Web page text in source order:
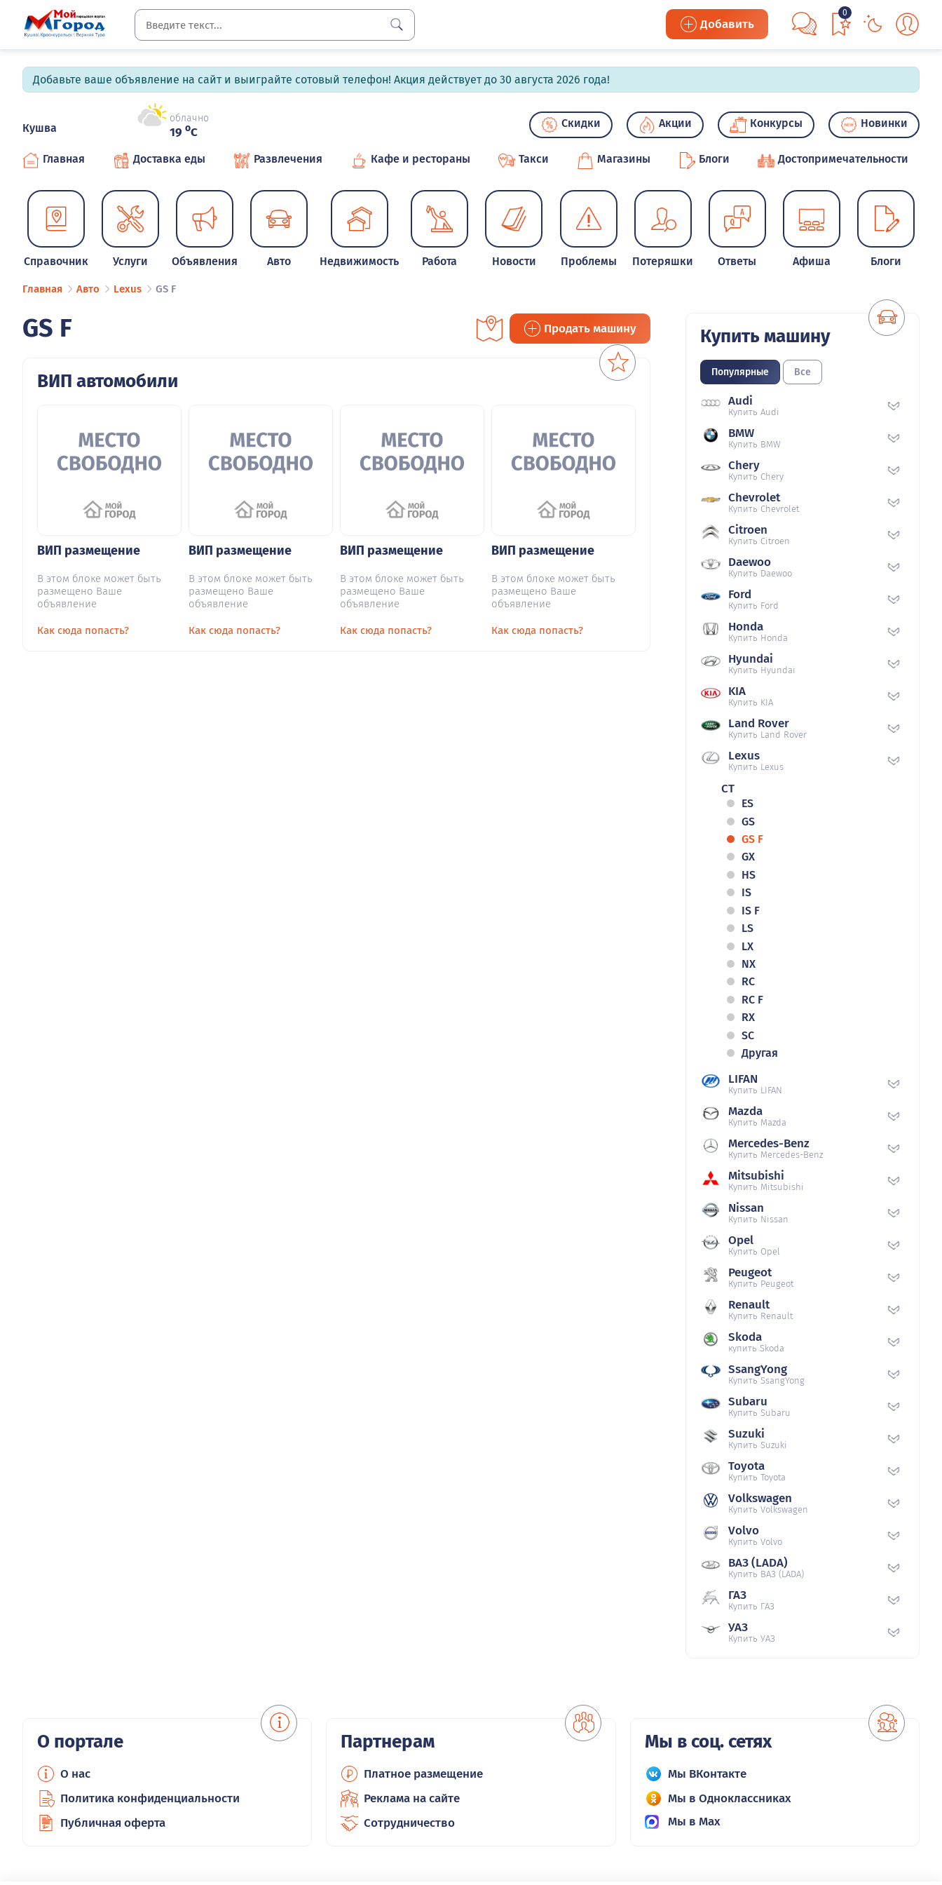
Добавить
0
Добавьте ваше объявление на сайт и выиграйте сотовый телефон! Акция действует до 30 августа 2026 года!
Кушва
облачно
19 oC
Скидки Акции Конкурсы Новинки
Главная Доставка еды Развлечения Кафе и рестораны Такси Магазины Блоги Достопримечательности
Справочник Услуги Объявления Авто Недвижимость Работа Новости Проблемы Потеряшки Ответы Афиша Блоги
Главная Авто Lexus GS F
GS F Продать машину
ВИП автомобили
ВИП размещение
В этом блоке может быть
размещено Ваше
объявление
Как сюда попасть?
ВИП размещение
В этом блоке может быть
размещено Ваше
объявление
Как сюда попасть?
ВИП размещение
В этом блоке может быть
размещено Ваше
объявление
Как сюда попасть?
ВИП размещение
В этом блоке может быть
размещено Ваше
объявление
Как сюда попасть?
Купить машину
Популярные Все
Audi
Купить Audi
BMW
Купить BMW
Chery
Купить Chery
Chevrolet
Купить Chevrolet
Citroen
Купить Citroen
Daewoo
Купить Daewoo
Ford
Купить Ford
Honda
Купить Honda
Hyundai
Купить Hyundai
KIA
Купить KIA
Land Rover
Купить Land Rover
Lexus
Купить Lexus
CT
ES
GS
GS F
GX
HS
IS
IS F
LS
LX
NX
RC
RC F
RX
SC
Другая
LIFAN
Купить LIFAN
Mazda
Купить Mazda
Mercedes-Benz
Купить Mercedes-Benz
Mitsubishi
Купить Mitsubishi
Nissan
Купить Nissan
Opel
Купить Opel
Peugeot
Купить Peugeot
Renault
Купить Renault
Skoda
купить Skoda
SsangYong
Купить SsangYong
Subaru
Купить Subaru
Suzuki
Купить Suzuki
Toyota
Купить Toyota
Volkswagen
Купить Volkswagen
Volvo
Купить Volvo
ВАЗ (LADA)
Купить ВАЗ (LADA)
ГАЗ
Купить ГАЗ
УАЗ
Купить УАЗ
О портале
О нас
Политика конфиденциальности
Публичная оферта
Партнерам
Платное размещение
Реклама на сайте
Сотрудничество
Мы в соц. сетях
Мы ВКонтакте
Мы в Одноклассниках
Мы в Max